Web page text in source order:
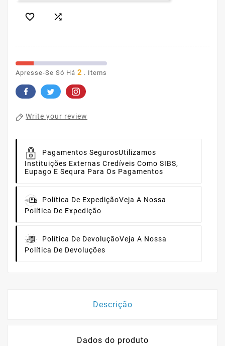
 
Apresse-Se Só Há 2 . Items
Write your review
Pagamentos SegurosUtilizamos
Instituições Externas Credíveis Como SIBS,
Eupago E Sequra Para Os Pagamentos
Política De ExpediçãoVeja A Nossa
Política De Expedição
Política De DevoluçãoVeja A Nossa
Política De Devoluções
Descrição
Dados do produto